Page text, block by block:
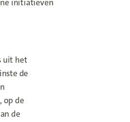
initiatieven
uit het
de
op de
de